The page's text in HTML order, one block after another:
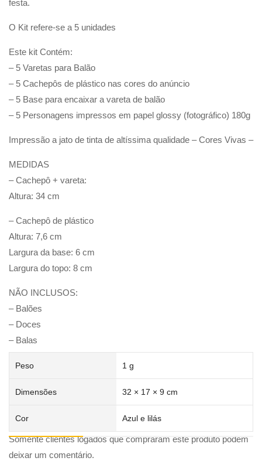
festa.
O Kit refere-se a 5 unidades
Este kit Contém:
– 5 Varetas para Balão
– 5 Cachepôs de plástico nas cores do anúncio
– 5 Base para encaixar a vareta de balão
– 5 Personagens impressos em papel glossy (fotográfico) 180g
Impressão a jato de tinta de altíssima qualidade – Cores Vivas –
MEDIDAS
– Cachepô + vareta:
Altura: 34 cm
– Cachepô de plástico
Altura: 7,6 cm
Largura da base: 6 cm
Largura do topo: 8 cm
NÃO INCLUSOS:
– Balões
– Doces
– Balas
Peso 1 g
Dimensões 32 × 17 × 9 cm
Cor Azul e lilás
Somente clientes logados que compraram este produto podem
deixar um comentário.